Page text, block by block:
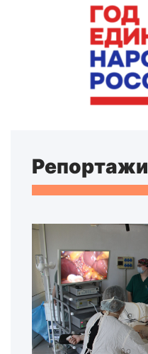
Репортажи